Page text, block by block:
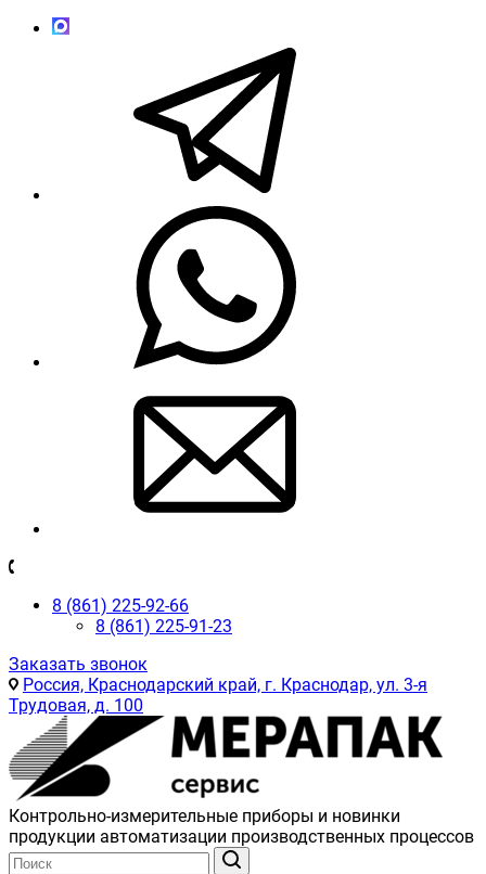
8 (861) 225-92-66
8 (861) 225-91-23
Заказать звонок
Россия, Краснодарский край, г. Краснодар, ул. 3-я
Трудовая, д. 100
Контрольно-измерительные приборы и новинки
продукции автоматизации производственных процессов